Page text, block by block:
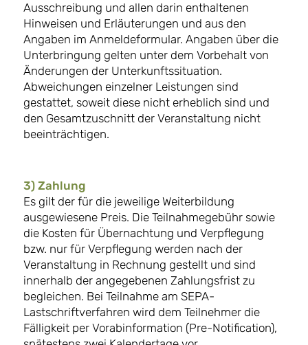
Ausschreibung und allen darin enthaltenen
Hinweisen und Erläuterungen und aus den
Angaben im Anmeldeformular. Angaben über die
Unterbringung gelten unter dem Vorbehalt von
Änderungen der Unterkunftssituation.
Abweichungen einzelner Leistungen sind
gestattet, soweit diese nicht erheblich sind und
den Gesamtzuschnitt der Veranstaltung nicht
beeinträchtigen.
3) Zahlung
Es gilt der für die jeweilige Weiterbildung
ausgewiesene Preis. Die Teilnahmegebühr sowie
die Kosten für Übernachtung und Verpflegung
bzw. nur für Verpflegung werden nach der
Veranstaltung in Rechnung gestellt und sind
innerhalb der angegebenen Zahlungsfrist zu
begleichen. Bei Teilnahme am SEPA-
Lastschriftverfahren wird dem Teilnehmer die
Fälligkeit per Vorabinformation (Pre-Notification),